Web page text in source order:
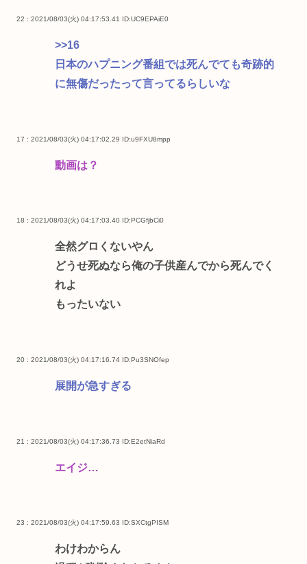
22 : 2021/08/03(火) 04:17:53.41 ID:UC9EPAiE0
>>16
日本のハプニング番組では死んでても奇跡的
に無傷だったって言ってるらしいな
17 : 2021/08/03(火) 04:17:02.29 ID:u9FXU8mpp
動画は？
18 : 2021/08/03(火) 04:17:03.40 ID:PCGfjbCi0
全然グロくないやん
どうせ死ぬなら俺の子供産んでから死んでく
れよ
もったいない
20 : 2021/08/03(火) 04:17:16.74 ID:Pu3SNOfep
展開が急すぎる
21 : 2021/08/03(火) 04:17:36.73 ID:E2etNiaRd
エイジ…
23 : 2021/08/03(火) 04:17:59.63 ID:SXCtgPISM
わけわからん